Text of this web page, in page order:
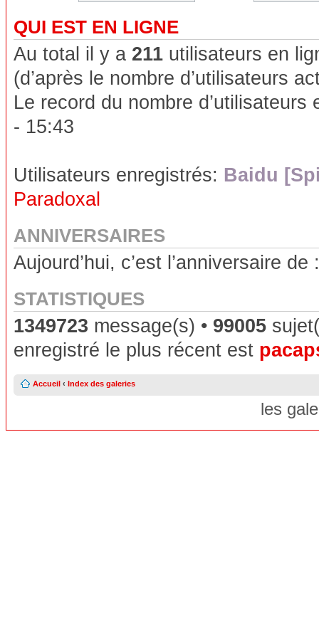
QUI EST EN LIGNE
Au total il y a 211 utilisateurs en
(d’après le nombre d’utilisateurs
Le record du nombre
- 15:43
Utilisateurs enregistrés: Baidu
Paradoxal
ANNIVERSAIRES
Aujourd’hui, c’est l’anniversaire de
STATISTIQUES
1349723 message(s) • 99005
enregistré le plus récent est
Accueil ‹ Index des galeries
les